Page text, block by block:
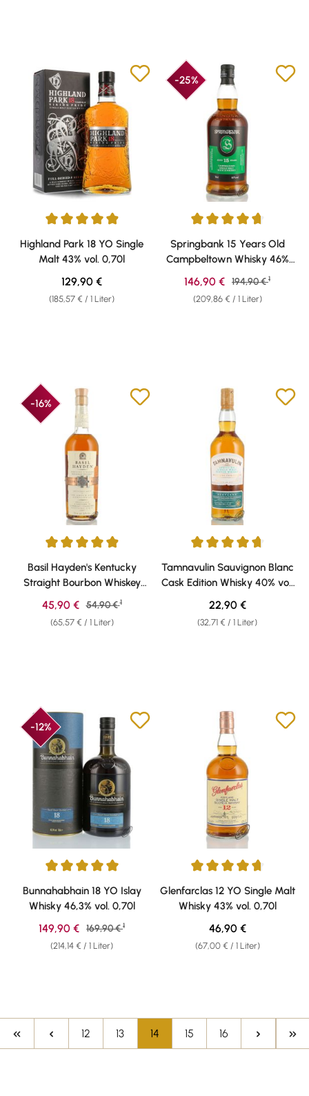
Durchschnittliche Bewertung von 4.95 von 5 Sternen
Highland Park 18 YO Single
Malt 43% vol. 0,70l
(185,57 € / 1 Liter)
Regulärer Preis:
129,90 €
-25%
Durchschnittliche Bewertung
Springbank 15 Years Old
Campbeltown Whisky 46%
vol. 0,70l
(209,86 € / 1 Liter)
Verkaufspreis:
146,90 € Regulärer Preis:
194,90 € 1
-16%
Durchschnittliche Bewertung von 4.94 von 5 Sternen
Basil Hayden's Kentucky
Straight Bourbon Whiskey
40% vol. 0,70l
(65,57 € / 1 Liter)
Verkaufspreis:
45,90 € Regulärer Preis:
54,90 € 1
Durchschnittliche Bewertung
Tamnavulin Sauvignon Blanc
Cask Edition Whisky 40% vol.
0,70l
(32,71 € / 1 Liter)
Regulärer Preis:
22,90 €
-12%
Durchschnittliche Bewertung von 5 von 5 Sternen
Bunnahabhain 18 YO Islay
Whisky 46,3% vol. 0,70l
(214,14 € / 1 Liter)
Verkaufspreis:
149,90 € Regulärer Preis:
169,90 € 1
Durchschnittliche Bewertung
Glenfarclas 12 YO Single Malt
Whisky 43% vol. 0,70l
(67,00 € / 1 Liter)
Regulärer Preis:
46,90 €
Seite
12 Seite
13 Seite
14 Seite
15 Seite
16